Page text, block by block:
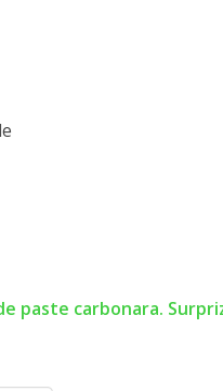
paste carbonara.